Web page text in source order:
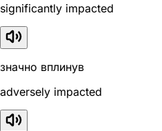
significantly impacted
значно вплинув
adversely impacted